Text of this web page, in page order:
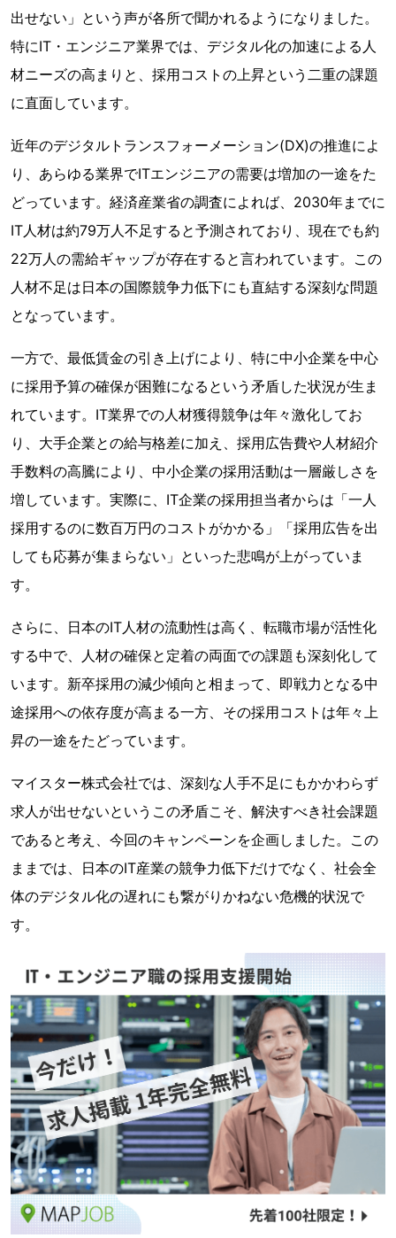
出せない」という声が各所で聞かれるようになりました。
特にIT・エンジニア業界では、デジタル化の加速による人
材ニーズの高まりと、採用コストの上昇という二重の課題
に直面しています。
近年のデジタルトランスフォーメーション(DX)の推進によ
り、あらゆる業界でITエンジニアの需要は増加の一途をた
どっています。経済産業省の調査によれば、2030年までに
IT人材は約79万人不足すると予測されており、現在でも約
22万人の需給ギャップが存在すると言われています。この
人材不足は日本の国際競争力低下にも直結する深刻な問題
となっています。
一方で、最低賃金の引き上げにより、特に中小企業を中心
に採用予算の確保が困難になるという矛盾した状況が生ま
れています。IT業界での人材獲得競争は年々激化してお
り、大手企業との給与格差に加え、採用広告費や人材紹介
手数料の高騰により、中小企業の採用活動は一層厳しさを
増しています。実際に、IT企業の採用担当者からは「一人
採用するのに数百万円のコストがかかる」「採用広告を出
しても応募が集まらない」といった悲鳴が上がっていま
す。
さらに、日本のIT人材の流動性は高く、転職市場が活性化
する中で、人材の確保と定着の両面での課題も深刻化して
います。新卒採用の減少傾向と相まって、即戦力となる中
途採用への依存度が高まる一方、その採用コストは年々上
昇の一途をたどっています。
マイスター株式会社では、深刻な人手不足にもかかわらず
求人が出せないというこの矛盾こそ、解決すべき社会課題
であると考え、今回のキャンペーンを企画しました。この
ままでは、日本のIT産業の競争力低下だけでなく、社会全
体のデジタル化の遅れにも繋がりかねない危機的状況で
す。